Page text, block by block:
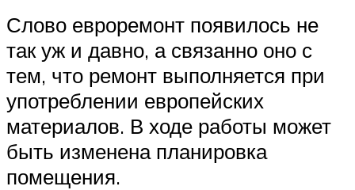
Слово евроремонт появилось не
так уж и давно, а связанно оно с
тем, что ремонт выполняется при
употреблении европейских
материалов. В ходе работы может
быть изменена планировка
помещения.